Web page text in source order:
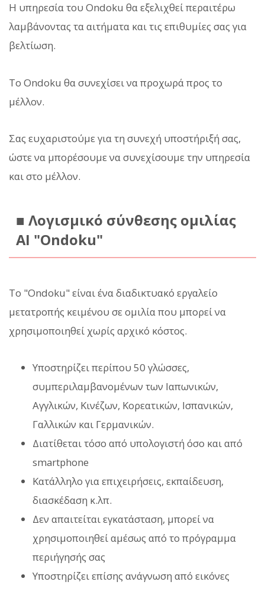
Η υπηρεσία του Ondoku θα εξελιχθεί περαιτέρω
λαμβάνοντας τα αιτήματα και τις επιθυμίες σας για
βελτίωση.
Το Ondoku θα συνεχίσει να προχωρά προς το
μέλλον.
Σας ευχαριστούμε για τη συνεχή υποστήριξή σας,
ώστε να μπορέσουμε να συνεχίσουμε την υπηρεσία
και στο μέλλον.
■ Λογισμικό σύνθεσης ομιλίας
AI "Ondoku"
Το "Ondoku" είναι ένα διαδικτυακό εργαλείο
μετατροπής κειμένου σε ομιλία που μπορεί να
χρησιμοποιηθεί χωρίς αρχικό κόστος.
Υποστηρίζει περίπου 50 γλώσσες,
συμπεριλαμβανομένων των Ιαπωνικών,
Αγγλικών, Κινέζων, Κορεατικών, Ισπανικών,
Γαλλικών και Γερμανικών.
Διατίθεται τόσο από υπολογιστή όσο και από
smartphone
Κατάλληλο για επιχειρήσεις, εκπαίδευση,
διασκέδαση κ.λπ.
Δεν απαιτείται εγκατάσταση, μπορεί να
χρησιμοποιηθεί αμέσως από το πρόγραμμα
περιήγησής σας
Υποστηρίζει επίσης ανάγνωση από εικόνες